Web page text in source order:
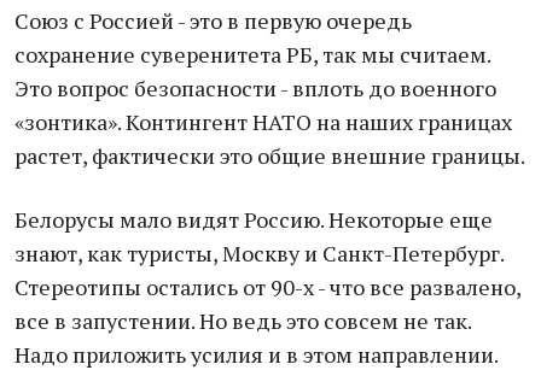
Союз с Россией - это в первую очередь
сохранение суверенитета РБ, так мы считаем.
Это вопрос безопасности - вплоть до военного
«зонтика». Контингент НАТО на наших границах
растет, фактически это общие внешние границы.
Белорусы мало видят Россию. Некоторые еще
знают, как туристы, Москву и Санкт-Петербург.
Стереотипы остались от 90-х - что все развалено,
все в запустении. Но ведь это совсем не так.
Надо приложить усилия и в этом направлении.